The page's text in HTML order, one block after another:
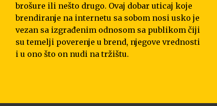
brošure ili nešto drugo. Ovaj dobar uticaj koje
brendiranje na internetu sa sobom nosi usko je
vezan sa izgrađenim odnosom sa publikom čiji
su temelji poverenje u brend, njegove vrednosti
i u ono što on nudi na tržištu.